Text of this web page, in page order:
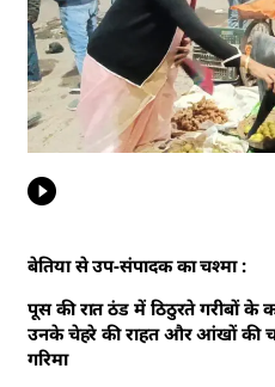
बेतिया से उप-संपादक का चश्मा :
पूस की रात ठंड में ठिठुरते गरीबों के
उनके चेहरे की राहत और आंखों की
गरिमा